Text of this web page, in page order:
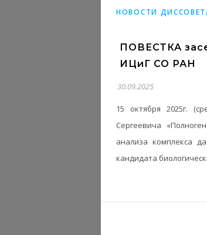
НОВОСТИ
ПОВЕСТКА
ИЦиГ СО РАН
30.09.2025
15 октября 2025г.
Сергеевича
анализа комплекса
кандидата